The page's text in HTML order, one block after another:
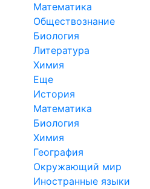
Математика
Обществознание
Биология
Литература
Химия
Еще
История
Математика
Биология
Химия
География
Окружающий мир
Иностранные языки